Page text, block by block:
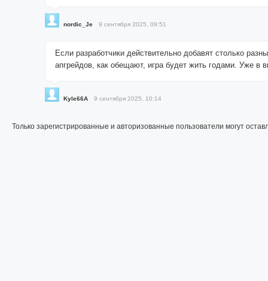
nordic_Je 9 сентября 2025, 09:51
Если разработчики действительно добавят столько
апгрейдов, как обещают, игра будет жить годами. Уже в
Kyle66A 9 сентября 2025, 10:14
Только зарегистрированные и авторизованные пользователи могут